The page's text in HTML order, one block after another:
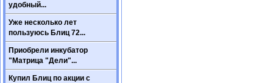
удобный...
Уже несколько лет
пользуюсь Блиц 72...
Приобрели инкубатор
"Матрица "Дели"...
Купил Блиц по акции с